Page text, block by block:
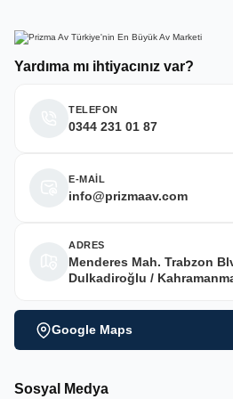
Yardıma mı ihtiyacınız var?
TELEFON
0344 231 01 87
E-MAİL
info@prizmaav.com
ADRES
Menderes Mah. Trabzon
Dulkadiroğlu /
Google Maps
Sosyal Medya